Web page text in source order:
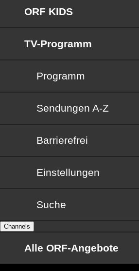
ORF KIDS
TV-Programm
Programm
Sendungen von A bis Z
Sendungen A-Z
Barrierefrei
Barrierefrei
Einstellungen
Suche
Channels
Alle ORF-Angebote